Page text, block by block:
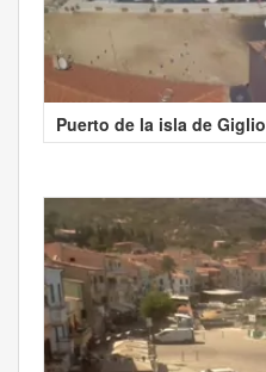
Puerto de la isla de Giglio